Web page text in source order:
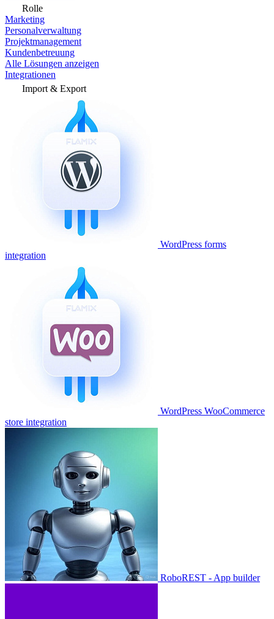
Rolle
Marketing
Personalverwaltung
Projektmanagement
Kundenbetreuung
Alle Lösungen anzeigen
Integrationen
Import & Export
WordPress forms
integration
WordPress WooCommerce
store integration
RoboREST - App builder